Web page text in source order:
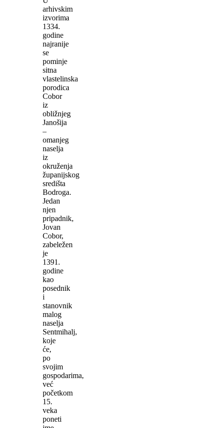
arhivskim
izvorima
1334.
godine
najranije
se
pominje
sitna
vlastelinska
porodica
Cobor
iz
obližnjeg
Janošija
–
omanjeg
naselja
iz
okruženja
županijskog
središta
Bodroga.
Jedan
njen
pripadnik,
Jovan
Cobor,
zabeležen
je
1391.
godine
kao
posednik
i
stanovnik
malog
naselja
Sentmihalj,
koje
će,
po
svojim
gospodarima,
već
početkom
15.
veka
poneti